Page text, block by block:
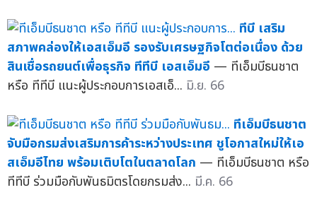
ทีบี เสริม
สภาพคล่องให้เอสเอ็มอี รองรับเศรษฐกิจโตต่อเนื่อง ด้วย
สินเชื่อรถยนต์เพื่อธุรกิจ ทีทีบี เอสเอ็มอี — ทีเอ็มบีธนชาต
หรือ ทีทีบี แนะผู้ประกอบการเอสเอ็... มิ.ย. 66
ทีเอ็มบีธนชาต
จับมือกรมส่งเสริมการค้าระหว่างประเทศ ชูโอกาสใหม่ให้เอ
สเอ็มอีไทย พร้อมเติบโตในตลาดโลก — ทีเอ็มบีธนชาต หรือ
ทีทีบี ร่วมมือกับพันธมิตรโดยกรมส่ง... มี.ค. 66